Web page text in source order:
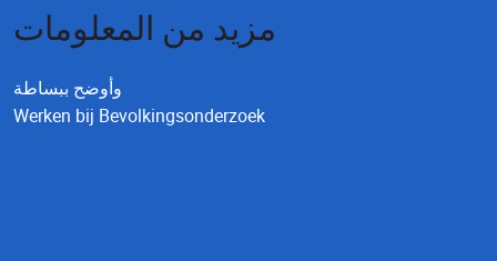
مزيد من المعلومات
وأوضح ببساطة
Werken bij Bevolkingsonderzoek